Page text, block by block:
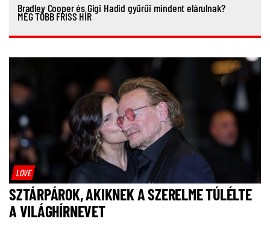
Bradley Cooper és Gigi Hadid gyűrűi mindent elárulnak?
MÉG TÖBB FRISS HÍR
LOVE
SZTÁRPÁROK, AKIKNEK A SZERELME TÚLÉLTE
A VILÁGHÍRNEVET